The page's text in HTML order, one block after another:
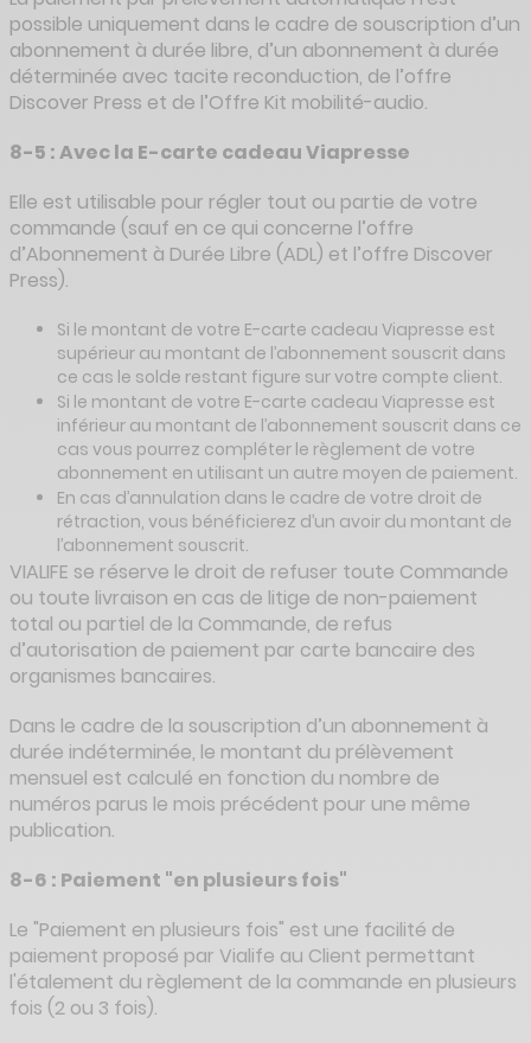
possible uniquement dans le cadre de souscription d’un
abonnement à durée libre, d’un abonnement à durée
déterminée avec tacite reconduction, de l’offre
Discover Press et de l’Offre Kit mobilité-audio.
8-5 : Avec la E-carte cadeau Viapresse
Elle est utilisable pour régler tout ou partie de votre
commande (sauf en ce qui concerne l’offre
d’Abonnement à Durée Libre (ADL) et l’offre Discover
Press).
Si le montant de votre E-carte cadeau Viapresse est
supérieur au montant de l’abonnement souscrit dans
ce cas le solde restant figure sur votre compte client.
Si le montant de votre E-carte cadeau Viapresse est
inférieur au montant de l’abonnement souscrit dans ce
cas vous pourrez compléter le règlement de votre
abonnement en utilisant un autre moyen de paiement.
En cas d’annulation dans le cadre de votre droit de
rétraction, vous bénéficierez d’un avoir du montant de
l’abonnement souscrit.
VIALIFE se réserve le droit de refuser toute Commande
ou toute livraison en cas de litige de non-paiement
total ou partiel de la Commande, de refus
d’autorisation de paiement par carte bancaire des
organismes bancaires.
Dans le cadre de la souscription d’un abonnement à
durée indéterminée, le montant du prélèvement
mensuel est calculé en fonction du nombre de
numéros parus le mois précédent pour une même
publication.
8-6 : Paiement "en plusieurs fois"
Le "Paiement en plusieurs fois" est une facilité de
paiement proposé par Vialife au Client permettant
l'étalement du règlement de la commande en plusieurs
fois (2 ou 3 fois).